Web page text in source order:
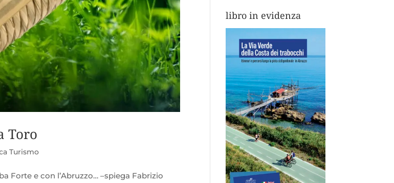
Toro
Turismo
Forte e con l’Abruzzo… –spiega Fabrizio
libro in evidenza